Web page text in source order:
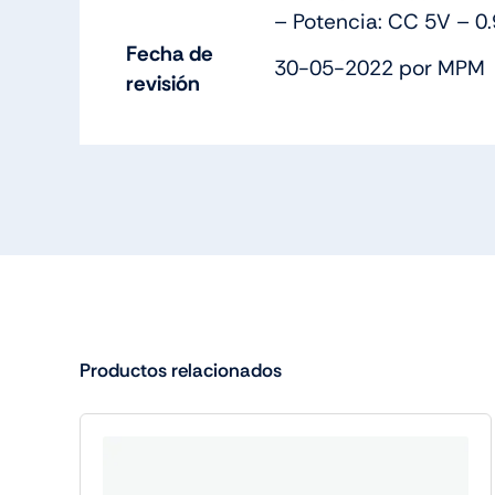
– Potencia: CC 5V –
Fecha de
revisión
30-05-2022 por MPM
Productos relacionados